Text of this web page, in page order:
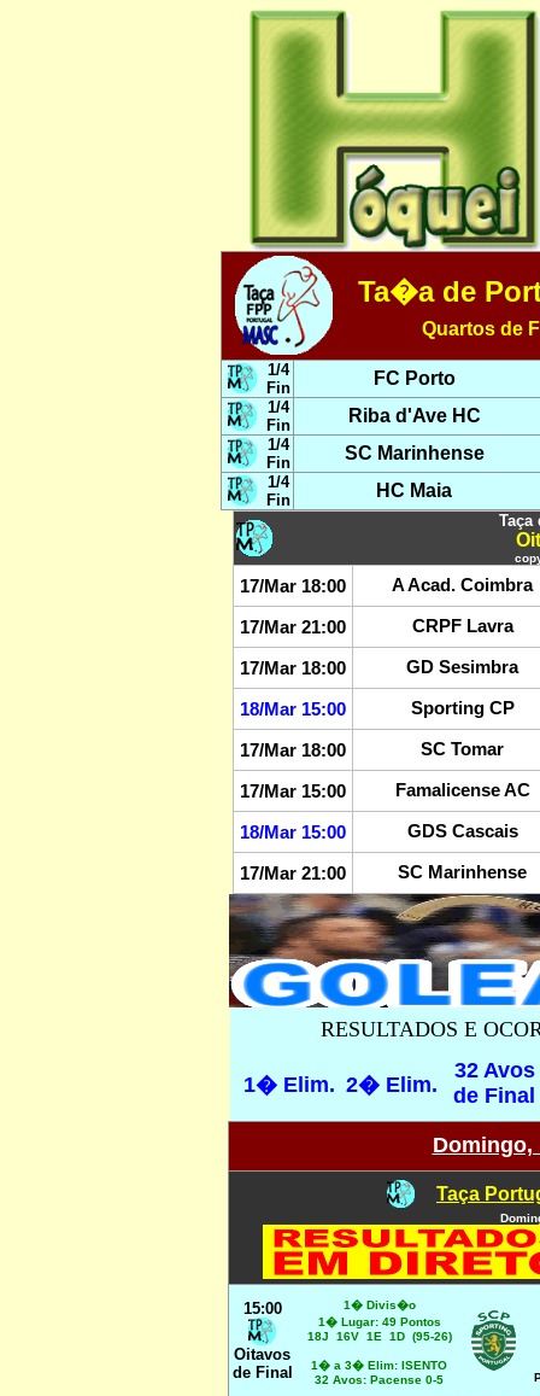
Ta�a de
Quartos de
1/4
Fin
FC Porto
1/4
Fin
Riba d'Ave HC
1/4
Fin
SC Marinhense
1/4
Fin
HC Maia
Taça
17/Mar 18:00 A Acad. Coimbra
17/Mar 21:00 CRPF Lavra
17/Mar 18:00 GD Sesimbra
18/Mar 15:00 Sporting CP
17/Mar 18:00 SC Tomar
17/Mar 15:00 Famalicense AC
18/Mar 15:00 GDS Cascais
17/Mar 21:00 SC Marinhense
RESULTADOS E
1� Elim. 2� Elim.
32 Avos
de Final
Domingo,
Taça
15:00
Oitavos
de Final
1� Divis�o
1� Lugar: 49 Pontos
18J 16V 1E 1D (95-26)
1� a 3� Elim: ISENTO
32 Avos: Pacense 0-5